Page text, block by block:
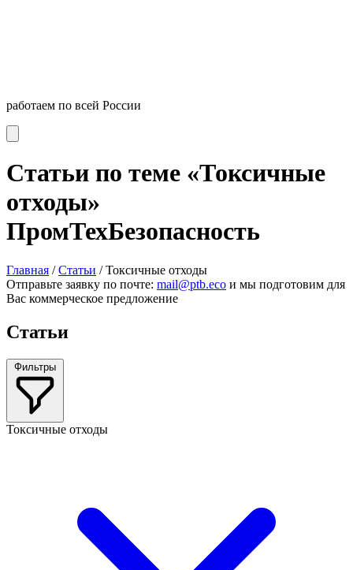
работаем по всей России
Статьи по теме «Токсичные
отходы»
ПромТехБезопасность
Главная /Статьи /Токсичные отходы
Отправьте заявку по почте: mail@ptb.eco и мы подготовим для
Вас коммерческое предложение
Статьи
Фильтры
Токсичные отходы